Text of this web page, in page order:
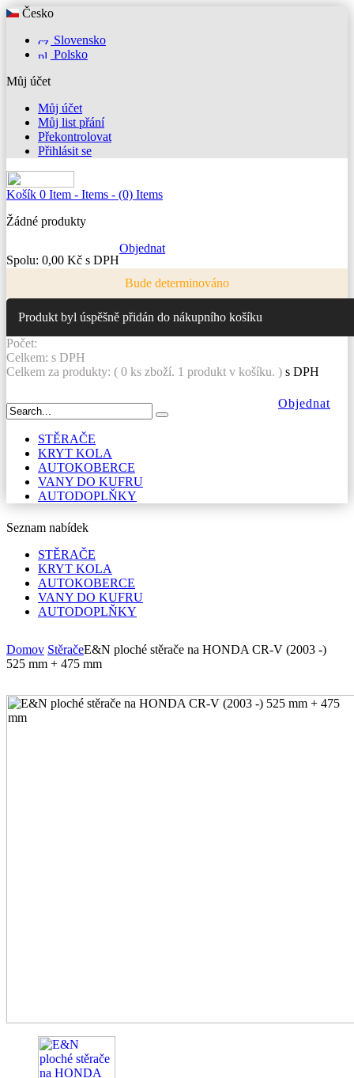
Česko
Slovensko
Polsko
Můj účet
Můj účet
Můj list přání
Překontrolovat
Přihlásit se
Košík 0 Item - Items - (0) Items
Žádné produkty
Spolu: 0,00 Kč s DPH
Objednat
Bude determinováno
Produkt byl úspěšně přidán do nákupního košíku
Počet:
Celkem: s DPH
Celkem za produkty: ( 0 ks zboží. 1 produkt v košíku. ) s DPH
Objednat
STĚRAČE
KRYT KOLA
AUTOKOBERCE
VANY DO KUFRU
AUTODOPLŇKY
Seznam nabídek
STĚRAČE
KRYT KOLA
AUTOKOBERCE
VANY DO KUFRU
AUTODOPLŇKY
Domov StěračeE&N ploché stěrače na HONDA CR-V (2003 -)
525 mm + 475 mm